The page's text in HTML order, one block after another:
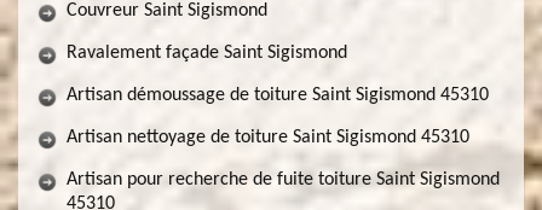
Couvreur Saint Sigismond
Ravalement façade Saint Sigismond
Artisan démoussage de toiture Saint Sigismond 45310
Artisan nettoyage de toiture Saint Sigismond 45310
Artisan pour recherche de fuite toiture Saint Sigismond
45310